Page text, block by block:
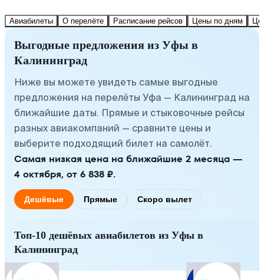
Авиабилеты О перелёте Расписание рейсов Цены по дням
Выгодные предложения из Уфы в
Калининград
Ниже вы можете увидеть самые выгодные
предложения на перелёты Уфа — Калининград на
ближайшие даты. Прямые и стыковочные рейсы
разных авиакомпаний — сравните цены и
выберите подходящий билет на самолёт.
Самая низкая цена на ближайшие 2 месяца —
4 октября, от 6 838 ₽.
Дешёвые Прямые Скоро вылет
Топ-10 дешёвых авиабилетов из Уфы в
Калининград